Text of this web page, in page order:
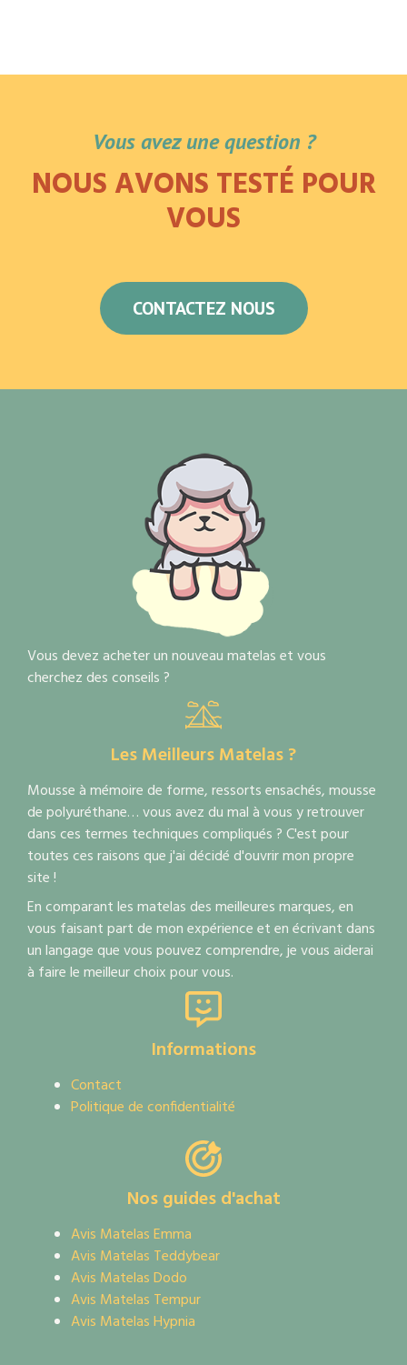
Vous avez une question ?
NOUS AVONS TESTÉ POUR
VOUS
CONTACTEZ NOUS
Vous devez acheter un nouveau matelas et vous
cherchez des conseils ?
Les Meilleurs Matelas ?
Mousse à mémoire de forme, ressorts ensachés, mousse
de polyuréthane… vous avez du mal à vous y retrouver
dans ces termes techniques compliqués ? C'est pour
toutes ces raisons que j'ai décidé d'ouvrir mon propre
site !
En comparant les matelas des meilleures marques, en
vous faisant part de mon expérience et en écrivant dans
un langage que vous pouvez comprendre, je vous aiderai
à faire le meilleur choix pour vous.
Informations
Contact
Politique de confidentialité
Nos guides d'achat
Avis Matelas Emma
Avis Matelas Teddybear
Avis Matelas Dodo
Avis Matelas Tempur
Avis Matelas Hypnia